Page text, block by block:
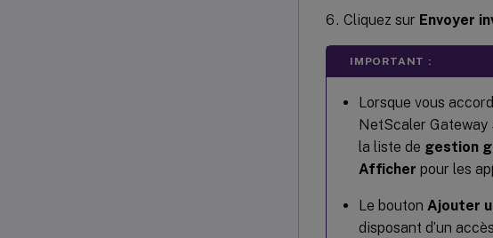
Cliquez sur Envoyer
IMPORTANT :
Lorsque vous
NetScaler Gateway
la liste de gestion
Afficher pour les
Le bouton Ajouter
disposant d’un accès